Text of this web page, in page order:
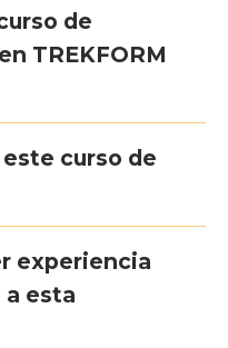
de
TREKFORM
curso de
experiencia
a esta